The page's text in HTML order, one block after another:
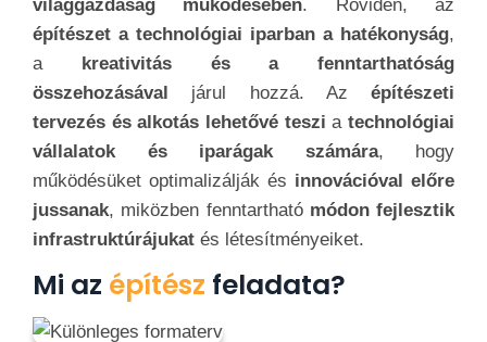
világgazdaság működésében. Röviden, az
építészet a technológiai iparban a hatékonyság,
a kreativitás és a fenntarthatóság
összehozásával járul hozzá. Az építészeti
tervezés és alkotás lehetővé tesziatechnológiai
vállalatok és iparágak számára, hogy
működésüket optimalizálják és innovációval előre
jussanak, miközben fenntartható módon fejlesztik
infrastruktúrájukat és létesítményeiket.
Mi az építész feladata?